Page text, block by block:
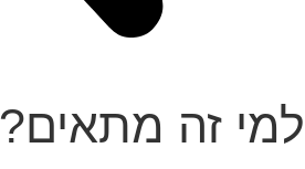
למי זה מתאים?